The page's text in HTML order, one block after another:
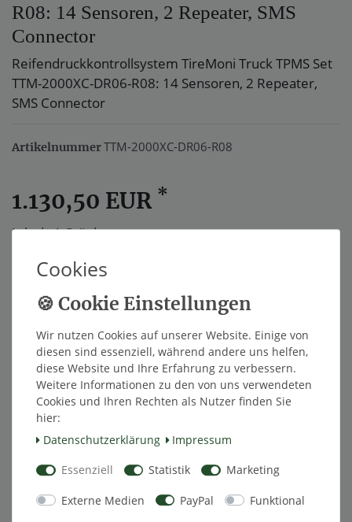
R08: 14 Sensoren, 2 Repeater, SMS
Connector
Reifendruckkontrollsystem TireMoni Truck TPMS Set
TTM-2000XC-DR06-R08: 14 Sensoren, 2 Repeater,
SMS Connector
ArtikelnummerTTM-2000XC-DR06-R08
1.130,50 EUR *
Inhalt1Stück
Innerhalb von 48h versandfertig.
In den Warenkorb
Wunschliste
* inkl. ges. MwSt. zzgl.
Beschreibung
Cookies
Wir nutzen Cookies auf unserer Website. Einige von
diesen sind essenziell, während andere uns helfen,
diese Website und Ihre Erfahrung zu verbessern.
Weitere Informationen zu den von uns verwendeten
Cookies und Ihren Rechten als Nutzer finden Sie
hier:
Daten­schutz­erklärung
Impressum
Essenziell Statistik Marketing
Externe Medien PayPal Funktional